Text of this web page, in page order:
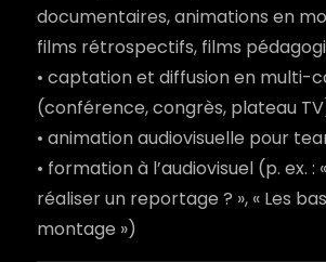
documentaires, animations en
films rétrospectifs, films
• captation et diffusion en multi-
(conférence, congrès, plateau
• animation audiovisuelle pour
• formation à l’audiovisuel (p. ex. :
réaliser un reportage ? », « Les
montage »)